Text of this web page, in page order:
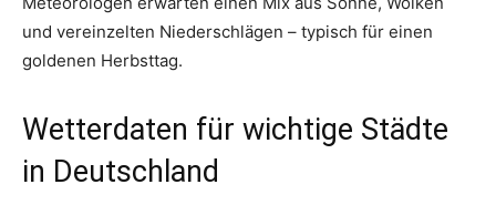
und vereinzelten Niederschlägen – typisch für einen
goldenen Herbsttag.
Wetterdaten für wichtige Städte
in Deutschland